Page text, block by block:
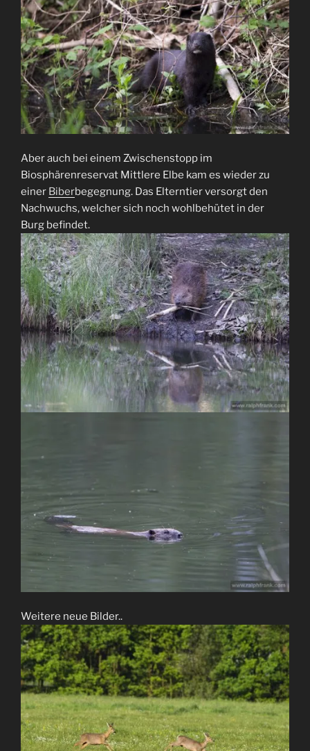
Aber auch bei einem Zwischenstopp im
Biosphärenreservat Mittlere Elbe kam es wieder zu
einer Biberbegegnung. Das Elterntier versorgt den
Nachwuchs, welcher sich noch wohlbehütet in der
Burg befindet.
Weitere neue Bilder..